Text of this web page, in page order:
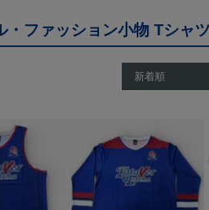
・ファッション小物 Tシャ